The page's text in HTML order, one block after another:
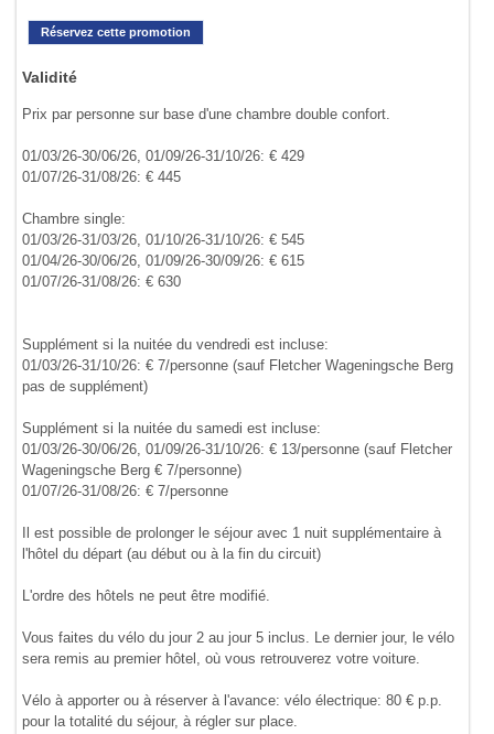
Réservez cette promotion
Validité
Prix par personne sur base d'une chambre double confort.
01/03/26-30/06/26, 01/09/26-31/10/26: € 429
01/07/26-31/08/26: € 445
Chambre single:
01/03/26-31/03/26, 01/10/26-31/10/26: € 545
01/04/26-30/06/26, 01/09/26-30/09/26: € 615
01/07/26-31/08/26: € 630
Supplément si la nuitée du vendredi est incluse:
01/03/26-31/10/26: € 7/personne (sauf Fletcher Wageningsche Berg
pas de supplément)
Supplément si la nuitée du samedi est incluse:
01/03/26-30/06/26, 01/09/26-31/10/26: € 13/personne (sauf Fletcher
Wageningsche Berg € 7/personne)
01/07/26-31/08/26: € 7/personne
Il est possible de prolonger le séjour avec 1 nuit supplémentaire à
l'hôtel du départ (au début ou à la fin du circuit)
L'ordre des hôtels ne peut être modifié.
Vous faites du vélo du jour 2 au jour 5 inclus. Le dernier jour, le vélo
sera remis au premier hôtel, où vous retrouverez votre voiture.
Vélo à apporter ou à réserver à l'avance: vélo électrique: 80 € p.p.
pour la totalité du séjour, à régler sur place.